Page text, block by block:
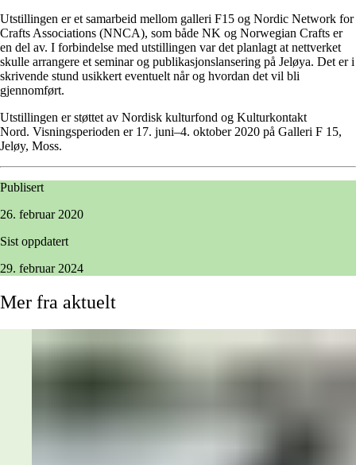
Utstillingen er et samarbeid mellom galleri F15 og Nordic Network for
Crafts Associations (NNCA), som både NK og Norwegian Crafts er
en del av. I forbindelse med utstillingen var det planlagt at nettverket
skulle arrangere et seminar og publikasjonslansering på Jeløya. Det er i
skrivende stund usikkert eventuelt når og hvordan det vil bli
gjennomført.
Utstillingen er støttet av Nordisk kulturfond og Kulturkontakt
Nord. Visningsperioden er 17. juni–4. oktober­­ 2020 på Galleri F 15,
Jeløy, Moss.
Publisert
26. februar 2020
Sist oppdatert
29. februar 2024
Mer fra aktuelt